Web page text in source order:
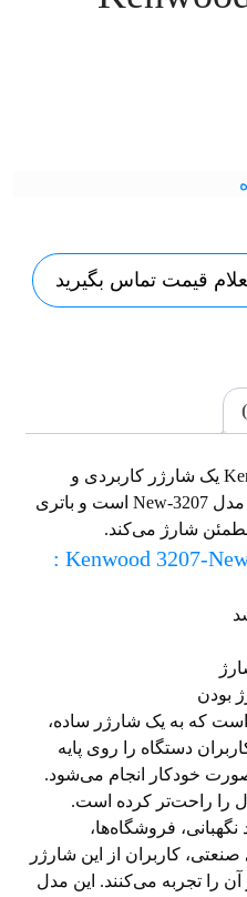
قیمت تماس بگیرید
شارژر بیسیم Kenwood 3207-New یک شارژر کاربردی و
استاندارد برای بیسیم‌های کنوود مدل 3207-New است و باتری
مطمئن شارژ می‌کند.
بودن
که به یک شارژر ساده،
دستگاه را روی پایه
خودکار انجام می‌شود.
را راحت‌تر کرده است.
فروشگاه‌ها،
کاربران از این شارژر
آن را تجربه می‌کنند. این مدل